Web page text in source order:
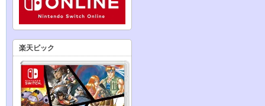
楽天ビック